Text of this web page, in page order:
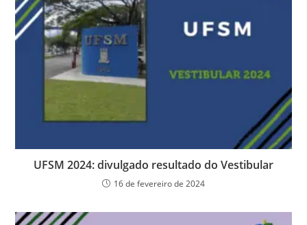
UFSM 2024: divulgado resultado do Vestibular
16 de fevereiro de 2024